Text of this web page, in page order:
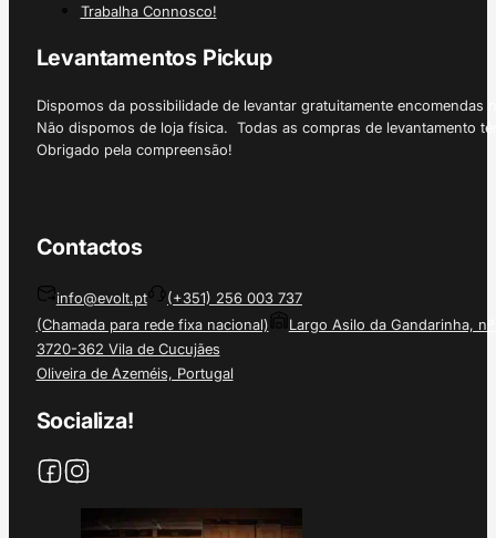
Trabalha Connosco!
Levantamentos Pickup
Dispomos da possibilidade de levantar gratuitamente
Não dispomos de loja física. Todas as compras de levantamento
Obrigado pela compreensão!
Contactos
info@evolt.pt
(+351) 256 003 737
(Chamada para rede fixa nacional)
Largo Asilo da Gandarinha, nº
3720-362 Vila de Cucujães
Oliveira de Azeméis, Portugal
Socializa!